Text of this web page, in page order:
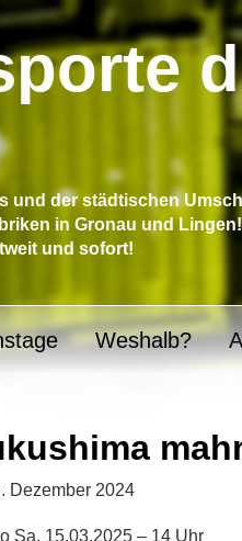
und der städtischen
in Gronau und Lingen!
und sofort!
Weshalb?
Dezember 2024
Sa. 15.03.2025 – 14 Uhr